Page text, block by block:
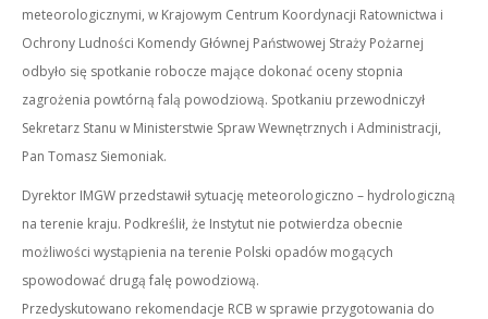
meteorologicznymi, w Krajowym Centrum Koordynacji Ratownictwa i
Ochrony Ludności Komendy Głównej Państwowej Straży Pożarnej
odbyło się spotkanie robocze mające dokonać oceny stopnia
zagrożenia powtórną falą powodziową. Spotkaniu przewodniczył
Sekretarz Stanu w Ministerstwie Spraw Wewnętrznych i Administracji,
Pan Tomasz Siemoniak.
Dyrektor IMGW przedstawił sytuację meteorologiczno – hydrologiczną
na terenie kraju. Podkreślił, że Instytut nie potwierdza obecnie
możliwości wystąpienia na terenie Polski opadów mogących
spowodować drugą falę powodziową.
Przedyskutowano rekomendacje RCB w sprawie przygotowania do